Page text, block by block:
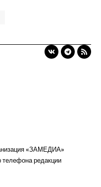
«ЗАМЕДИА»
телефона редакции